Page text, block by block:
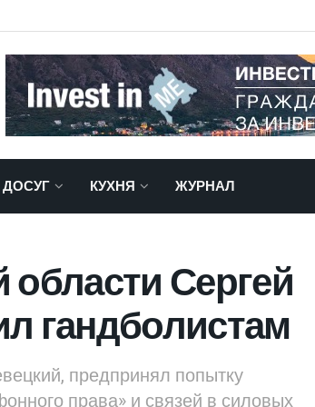
ДОСУГ КУХНЯ ЖУРНАЛ
области Сергей
гандболистам
предпринял попытку
права» и связей в силовых